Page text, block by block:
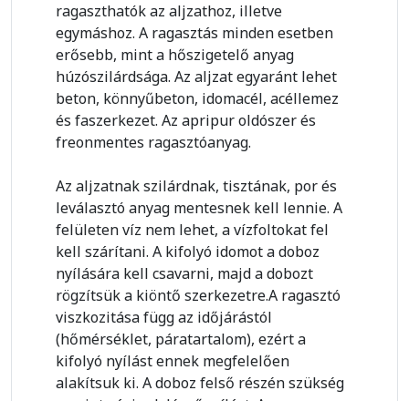
ragaszthatók az aljzathoz, illetve
egymáshoz. A ragasztás minden esetben
erősebb, mint a hőszigetelő anyag
húzószilárdsága. Az aljzat egyaránt lehet
beton, könnyűbeton, idomacél, acéllemez
és faszerkezet. Az apripur oldószer és
freonmentes ragasztóanyag.
Az aljzatnak szilárdnak, tisztának, por és
leválasztó anyag mentesnek kell lennie. A
felületen víz nem lehet, a vízfoltokat fel
kell szárítani. A kifolyó idomot a doboz
nyílására kell csavarni, majd a dobozt
rögzítsük a kiöntő szerkezetre.A ragasztó
viszkozitása függ az időjárástól
(hőmérséklet, páratartalom), ezért a
kifolyó nyílást ennek megfelelően
alakítsuk ki. A doboz felső részén szükség